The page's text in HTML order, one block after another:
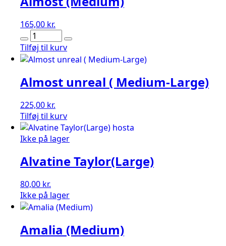
165,00 kr.
Almost
(Medium)
antal
Tilføj til kurv
Almost unreal ( Medium-Large)
225,00 kr.
Almost
unreal
(
Large)
antal
Tilføj til kurv
Ikke på lager
Alvatine Taylor(Large)
80,00 kr.
Ikke på lager
Amalia (Medium)